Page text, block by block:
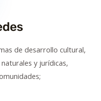
de desarrollo cultural,
y jurídicas,